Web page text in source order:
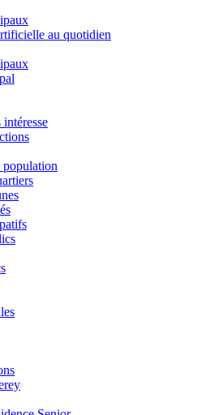
au quotidien
population